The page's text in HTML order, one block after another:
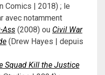
Comics | 2018) ; le
avec notamment
Ass (2008) ou Civil War
(Drew Hayes | depuis
Squad Kill the Justice